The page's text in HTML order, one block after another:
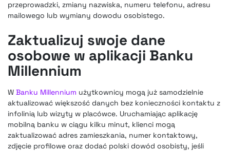
przeprowadzki, zmiany nazwiska, numeru telefonu, adresu
mailowego lub wymiany dowodu osobistego.
Zaktualizuj swoje dane
osobowe w aplikacji Banku
Millennium
W Banku Millennium użytkownicy mogą już samodzielnie
aktualizować większość danych bez konieczności kontaktu z
infolinią lub wizyty w placówce. Uruchamiając aplikację
mobilną banku w ciągu kilku minut, klienci mogą
zaktualizować adres zamieszkania, numer kontaktowy,
zdjęcie profilowe oraz dodać polski dowód osobisty, jeśli